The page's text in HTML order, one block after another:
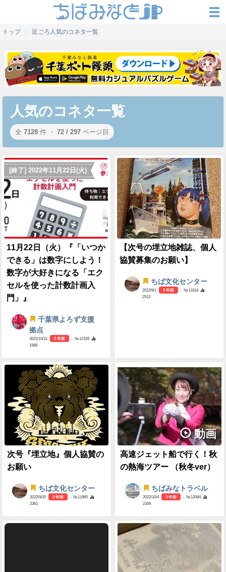
トップ 近ごろ人気のコネタ一覧
人気のコネタ一覧
全 7128 件 ・ 72 / 297 ページ目
[終了] 2022年11月22日(火)
11月22日（火）『「いつか
できる」は数字にしよう！
数字が大好きになる「エク
セルを使った計数計画入
門」』
千葉県よろず支援
拠点
2022/10/31 3 年前
- №12326
1968
【次号の埋立地雑誌、個人
協賛募集のお願い】
ちば文化センター
2022/9/1 3 年前
- №11818
2513
次号『埋立地』個人協賛の
お願い
ちば文化センター
2022/9/20 3 年前
- №11965
2361
動画
高速ジェット船で行く！秋
の熱海ツアー （秋冬ver）
ちばみなトラベル
2022/10/4 3 年前
- №12084
2169